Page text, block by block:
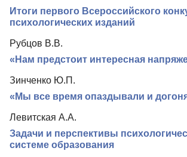
Редколлегия
Индексирование
Для авторов
Рубрики
Контакты
Итоги первого Всероссийского
психологических изданий
Рубцов В.В.
«Нам предстоит интересная
Зинченко Ю.П.
«Мы все время опаздывали и
Левитская А.А.
Задачи и перспективы
системе образования